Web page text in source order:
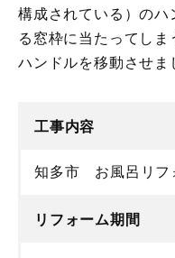
構成されている）のハ
る窓枠に当たってしま
ハンドルを移動させま
工事内容
知多市 お風呂リフ
リフォーム期間